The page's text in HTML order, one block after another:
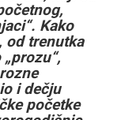
Kako
od trenutka
i dečju
početke